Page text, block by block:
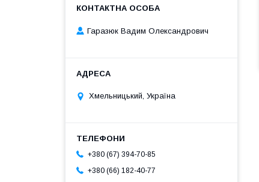
Гаразюк Вадим Олександрович
Хмельницький, Україна
+380 (67) 394-70-85
+380 (66) 182-40-77